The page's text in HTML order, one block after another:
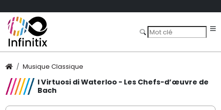
Musique Classique
I Virtuosi di Waterloo - Les Chefs-d’œuvre de
Bach